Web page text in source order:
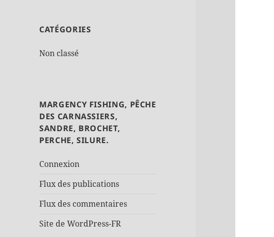
CATÉGORIES
Non classé
MARGENCY FISHING, PÊCHE
DES CARNASSIERS,
SANDRE, BROCHET,
PERCHE, SILURE.
Connexion
Flux des publications
Flux des commentaires
Site de WordPress-FR